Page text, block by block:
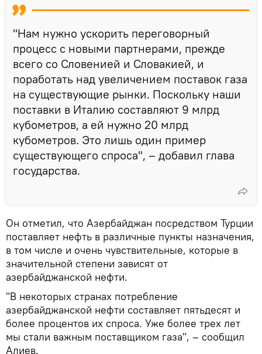
"Нам нужно ускорить переговорный
процесс с новыми партнерами, прежде
всего со Словенией и Словакией, и
поработать над увеличением поставок газа
на существующие рынки. Поскольку наши
поставки в Италию составляют 9 млрд
кубометров, а ей нужно 20 млрд
кубометров. Это лишь один пример
существующего спроса", – добавил глава
государства.
Он отметил, что Азербайджан посредством Турции
поставляет нефть в различные пункты назначения,
в том числе и очень чувствительные, которые в
значительной степени зависят от
азербайджанской нефти.
"В некоторых странах потребление
азербайджанской нефти составляет пятьдесят и
более процентов их спроса. Уже более трех лет
мы стали важным поставщиком газа", – сообщил
Алиев.